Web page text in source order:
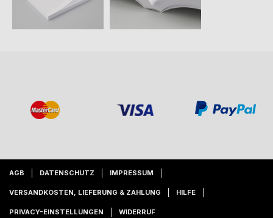
AGB DATENSCHUTZ IMPRESSUM
VERSANDKOSTEN, LIEFERUNG & ZAHLUNG HILFE
PRIVACY-EINSTELLUNGEN WIDERRUF